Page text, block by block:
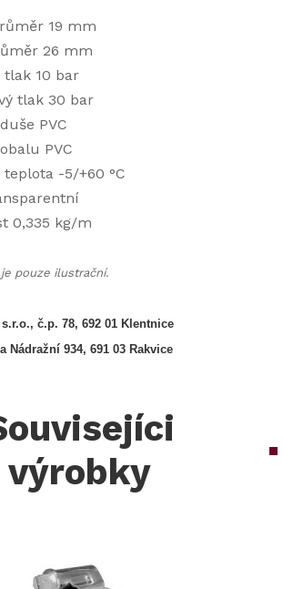
19 mm
26 mm
tlak 10 bar
tlak 30 bar
PVC
PVC
teplota -5/+60 °C
0,335 kg/m
pouze ilustrační.
s.r.o., č.p. 78, 692 01 Klentnice
Nádražní 934, 691 03 Rakvice
výrobky